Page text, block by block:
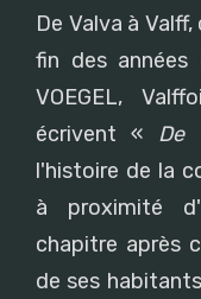
De Valva à
fin des années
VOEGEL,
écrivent « De
l'histoire de la
à proximité
chapitre après
de ses